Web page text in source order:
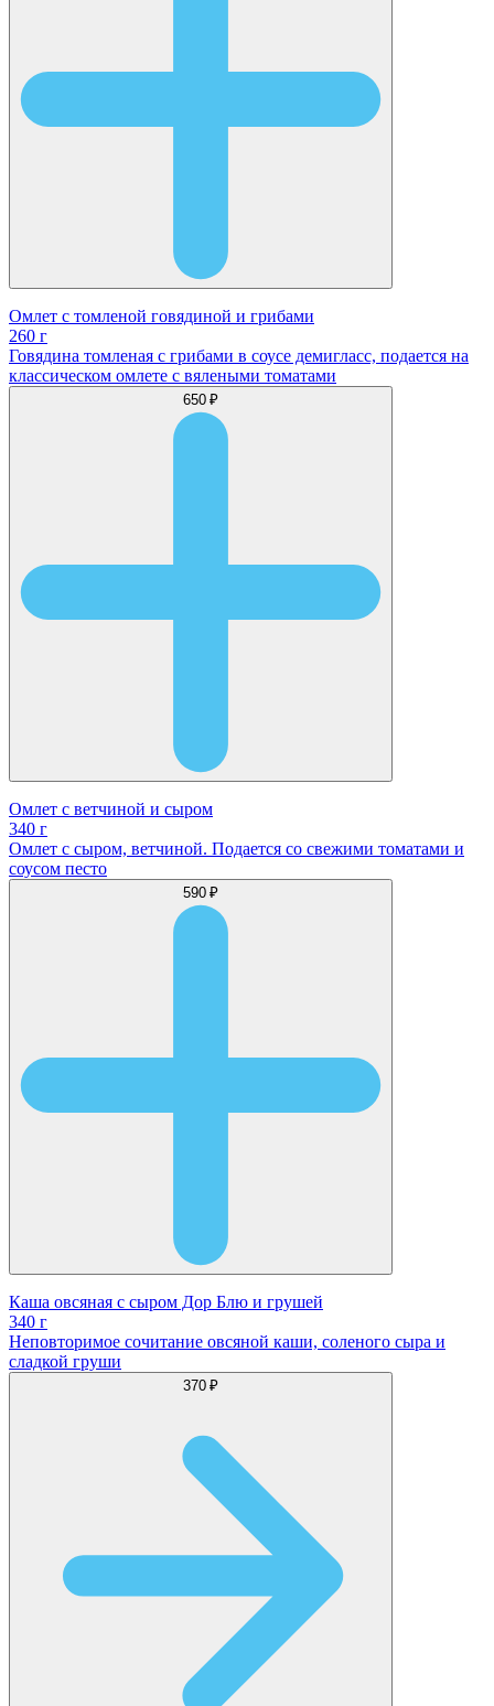
Омлет с томленой говядиной и грибами
260 г
Говядина томленая с грибами в соусе демигласс, подается на
классическом омлете с вялеными томатами
650 ₽
Омлет с ветчиной и сыром
340 г
Омлет с сыром, ветчиной. Подается со свежими томатами и
соусом песто
590 ₽
Каша овсяная с сыром Дор Блю и грушей
340 г
Неповторимое сочитание овсяной каши, соленого сыра и
сладкой груши
370 ₽